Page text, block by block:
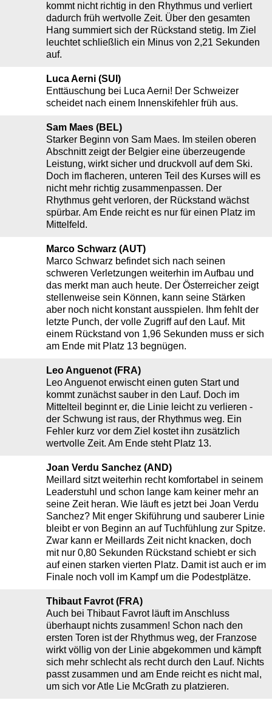
kommt nicht richtig in den Rhythmus und verliert
dadurch früh wertvolle Zeit. Über den gesamten
Hang summiert sich der Rückstand stetig. Im Ziel
leuchtet schließlich ein Minus von 2,21 Sekunden
auf.
Luca Aerni (SUI)
Enttäuschung bei Luca Aerni! Der Schweizer
scheidet nach einem Innenskifehler früh aus.
Sam Maes (BEL)
Starker Beginn von Sam Maes. Im steilen oberen
Abschnitt zeigt der Belgier eine überzeugende
Leistung, wirkt sicher und druckvoll auf dem Ski.
Doch im flacheren, unteren Teil des Kurses will es
nicht mehr richtig zusammenpassen. Der
Rhythmus geht verloren, der Rückstand wächst
spürbar. Am Ende reicht es nur für einen Platz im
Mittelfeld.
Marco Schwarz (AUT)
Marco Schwarz befindet sich nach seinen
schweren Verletzungen weiterhin im Aufbau und
das merkt man auch heute. Der Österreicher zeigt
stellenweise sein Können, kann seine Stärken
aber noch nicht konstant ausspielen. Ihm fehlt der
letzte Punch, der volle Zugriff auf den Lauf. Mit
einem Rückstand von 1,96 Sekunden muss er sich
am Ende mit Platz 13 begnügen.
Leo Anguenot (FRA)
Leo Anguenot erwischt einen guten Start und
kommt zunächst sauber in den Lauf. Doch im
Mittelteil beginnt er, die Linie leicht zu verlieren -
der Schwung ist raus, der Rhythmus weg. Ein
Fehler kurz vor dem Ziel kostet ihn zusätzlich
wertvolle Zeit. Am Ende steht Platz 13.
Joan Verdu Sanchez (AND)
Meillard sitzt weiterhin recht komfortabel in seinem
Leaderstuhl und schon lange kam keiner mehr an
seine Zeit heran. Wie läuft es jetzt bei Joan Verdu
Sanchez? Mit enger Skiführung und sauberer Linie
bleibt er von Beginn an auf Tuchfühlung zur Spitze.
Zwar kann er Meillards Zeit nicht knacken, doch
mit nur 0,80 Sekunden Rückstand schiebt er sich
auf einen starken vierten Platz. Damit ist auch er im
Finale noch voll im Kampf um die Podestplätze.
Thibaut Favrot (FRA)
Auch bei Thibaut Favrot läuft im Anschluss
überhaupt nichts zusammen! Schon nach den
ersten Toren ist der Rhythmus weg, der Franzose
wirkt völlig von der Linie abgekommen und kämpft
sich mehr schlecht als recht durch den Lauf. Nichts
passt zusammen und am Ende reicht es nicht mal,
um sich vor Atle Lie McGrath zu platzieren.